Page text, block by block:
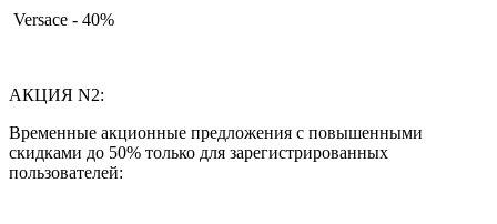
Versace - 40%
АКЦИЯ N2:
Временные акционные предложения с повышенными
скидками до 50% только для зарегистрированных
пользователей: